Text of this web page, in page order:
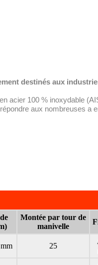
destinés aux
acier 100 % inoxydable
aux nombreuses a
Montée par tour de
manivelle
25